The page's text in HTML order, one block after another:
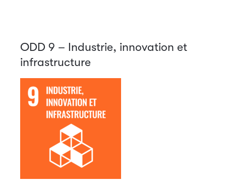
ODD 9 – Industrie, innovation et
infrastructure